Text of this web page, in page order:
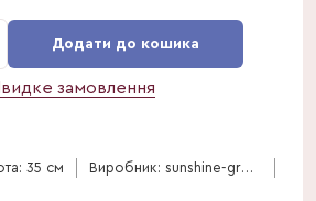
Додати до кошика
замовлення
35 см
Виробник: sunshine-grow